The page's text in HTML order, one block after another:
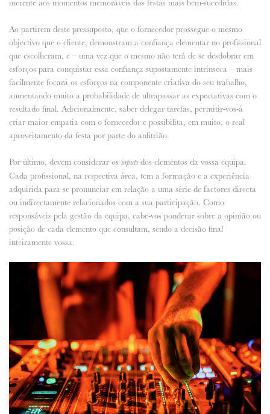
inerente aos momentos memoráveis das festas mais bem-sucedidas.
Ao partirem deste pressuposto, que o fornecedor prossegue o mesmo
objectivo que o cliente, demonstram a confiança elementar no profissional
que escolheram, e – uma vez que o mesmo não terá de se desdobrar em
esforços para conquistar essa confiança supostamente intrínseca – mais
facilmente focará os esforços na componente criativa do seu trabalho,
aumentando muito a probabilidade de ultrapassar as expectativas com o
resultado final. Adicionalmente, saber delegar tarefas, permitir-vos-á
criar maior empatia com o fornecedor e possibilita, em muito, o real
aproveitamento da festa por parte do anfitrião.
Por último, devem considerar os inputsdos elementos da vossa equipa.
Cada profissional, na respectiva área, tem a formação e a experiência
adquirida para se pronunciar em relação a uma série de factores directa
ou indirectamente relacionados com a sua participação. Como
responsáveis pela gestão da equipa, cabe-vos ponderar sobre a opinião ou
posição de cada elemento que consultam, sendo a decisão final
inteiramente vossa.